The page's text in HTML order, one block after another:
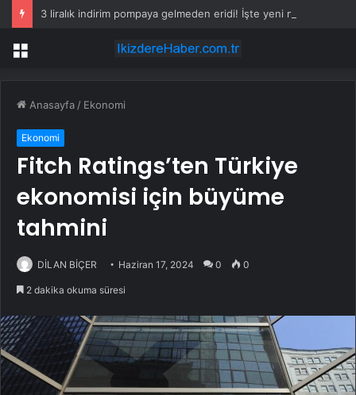
Menü
Anasayfa / Ekonomi
Ekonomi
Fitch Ratings’ten Türkiye
ekonomisi için büyüme
tahmini
DİLAN BİÇER Haziran 17, 2024 0 0
2 dakika okuma süresi